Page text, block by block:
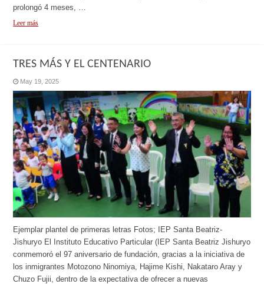
prolongó 4 meses, …
Leer más
TRES MÁS Y EL CENTENARIO
May 19, 2025
Ejemplar plantel de primeras letras Fotos; IEP Santa Beatriz-
Jishuryo El Instituto Educativo Particular (IEP Santa Beatriz Jishuryo
conmemoró el 97 aniversario de fundación, gracias a la iniciativa de
los inmigrantes Motozono Ninomiya, Hajime Kishi, Nakataro Aray y
Chuzo Fujii, dentro de la expectativa de ofrecer a nuevas